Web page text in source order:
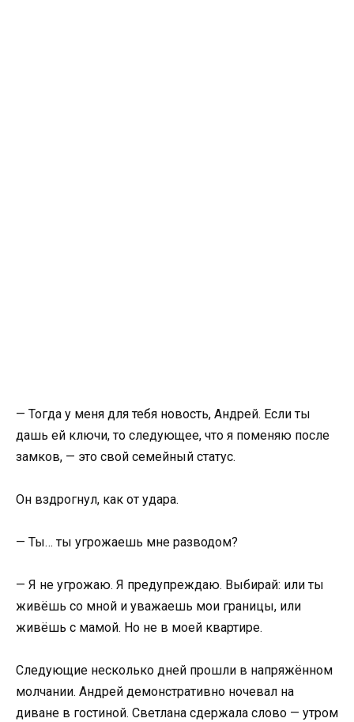
— Тогда у меня для тебя новость, Андрей. Если ты
дашь ей ключи, то следующее, что я поменяю после
замков, — это свой семейный статус.
Он вздрогнул, как от удара.
— Ты… ты угрожаешь мне разводом?
— Я не угрожаю. Я предупреждаю. Выбирай: или ты
живёшь со мной и уважаешь мои границы, или
живёшь с мамой. Но не в моей квартире.
Следующие несколько дней прошли в напряжённом
молчании. Андрей демонстративно ночевал на
диване в гостиной. Светлана сдержала слово — утром